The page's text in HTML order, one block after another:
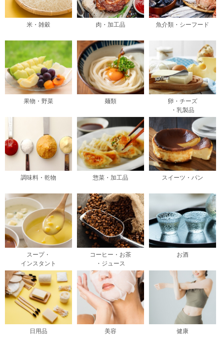
米・雑穀 肉・加工品 魚介類・シーフード
果物・野菜 麺類
卵・チーズ
・乳製品
調味料・乾物 惣菜・加工品 スイーツ・パン
スープ・
インスタント
コーヒー・お茶
・ジュース
お酒
日用品 美容 健康